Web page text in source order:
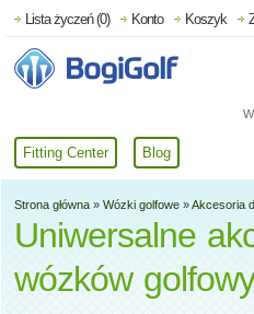
Fitting Center Blog
Lista życzeń (0) Konto Koszyk
Strona główna » Wózki golfowe »Akcesoria
Uniwersalne
wózków